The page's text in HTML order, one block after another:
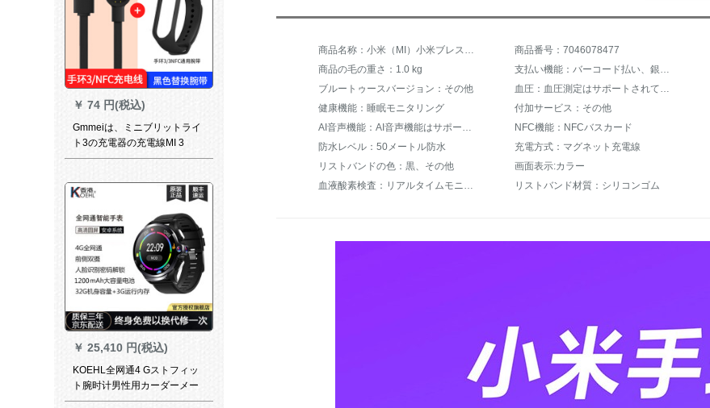
￥ 74 円(税込)
Gmmeiは、ミニブリットライ
ト3の充電器の充電線MI 3
NFCのファ·ストシャジッミ3
￥ 25,410 円(税込)
KOEHL全网通4 Gストフィッ
ト腕时计男性用カーダーメー
ル多机能WiFi do to-n黒科黒
商品名称：小米（MI）小米ブレスレット5 NFCオプションアップグレードモデル防水スマートブレスレット腕時計男性女の子リストバンド用バス地下鉄決済微信注意小米ブレスレット5普通版標準装備 商品番号：7046078477
商品の毛の重さ：1.0 kg
支払い機能：バーコード払い、銀行カード追加
ブルートゥースバージョン：その他
血圧：血圧測定はサポートされていません。
健康機能：睡眠モニタリング
付加サービス：その他
AI音声機能：AI音声機能はサポートされていません。
NFC機能：NFCバスカード
防水レベル：50メートル防水
充電方式：マグネット充電線
リストバンドの色：黒、その他
画面表示:カラー
血液酸素検査：リアルタイムモニタリング
リストバンド材質：シリコンゴム